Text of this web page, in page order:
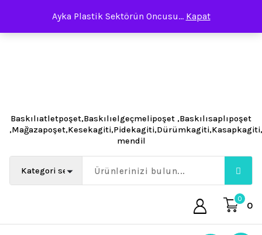
Ayka Plastik Sektörün Oncusu... Kapat
Baskılıatletpoşet,Baskılıelgeçmelipoşet ,Baskılısaplıpoşet
mendil
0
0